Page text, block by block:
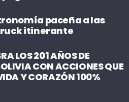
paceña a las
itinerante
LOS 201 AÑOS DE
CON ACCIONES QUE
Y CORAZÓN 100%